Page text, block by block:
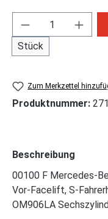
Produkt
Stück
Zum Merkzettel
Produktnummer:
Beschreibung
00100 F Mercedes-
Vor-Facelift, S-
OM906LA